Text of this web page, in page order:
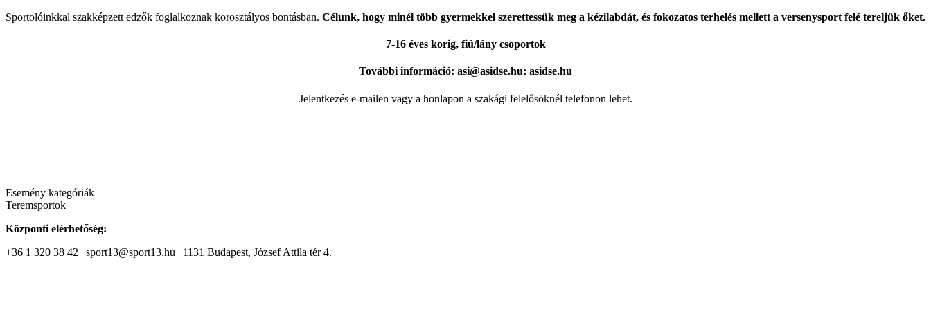
Sportolóinkkal szakképzett edzők foglalkoznak korosztályos bontásban. Célunk, hogy minél több gyermekkel szerettessük meg a kézilabdát, és fokozatos terhelés mellett a versenysport felé tereljük őket.
7-16 éves korig, fiú/lány csoportok
További információ: asi@asidse.hu; asidse.hu
Jelentkezés e-mailen vagy a honlapon a szakági felelősöknél telefonon lehet.
Esemény kategóriák
Teremsportok
Központi elérhetőség:
+36 1 320 38 42 | sport13@sport13.hu | 1131 Budapest, József Attila tér 4.